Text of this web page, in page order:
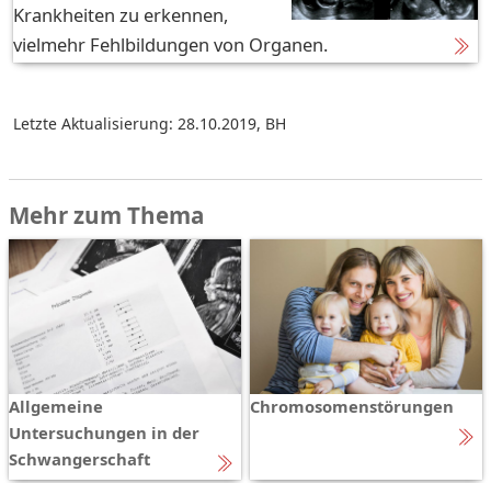
Krankheiten zu erkennen,
vielmehr Fehlbildungen von Organen.
Letzte Aktualisierung: 28.10.2019, BH
Mehr zum Thema
Allgemeine
Untersuchungen in der
Schwangerschaft
Chromosomenstörungen